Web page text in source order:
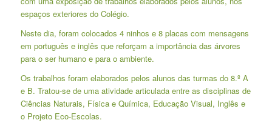
espaços exteriores do Colégio.
Neste dia, foram colocados 4 ninhos e 8 placas com mensagens
em português e inglês que reforçam a importância das árvores
para o ser humano e para o ambiente.
Os trabalhos foram elaborados pelos alunos das turmas do 8.º A
e B. Tratou-se de uma atividade articulada entre as disciplinas de
Ciências Naturais, Física e Química, Educação Visual, Inglês e
o Projeto Eco-Escolas.